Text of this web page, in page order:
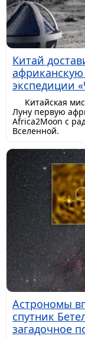
Китай
экспедиции
Китайская
Луну первую
Africa2Moon с
Вселенной.
Астрономы
спутник
загадочное